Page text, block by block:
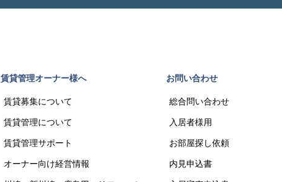
賃貸管理オーナー様へ
賃貸募集について
賃貸管理について
賃貸管理サポート
オーナー向け経営情報
お問い合わせ
総合問い合わせ
入居者様用
お部屋探し依頼
内見申込書